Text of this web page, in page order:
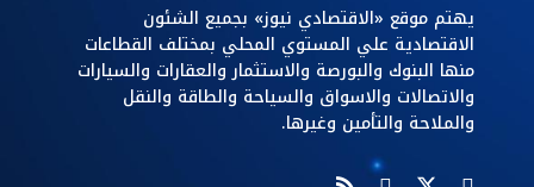
يهتم موقع «الاقتصادي نيوز» بجميع الشئون
الاقتصادية علي المستوي المحلي بمختلف القطاعات
منها البنوك والبورصة والاستثمار والعقارات والسيارات
والاتصالات والاسواق والسياحة والطاقة والنقل
والملاحة والتأمين وغيرها.